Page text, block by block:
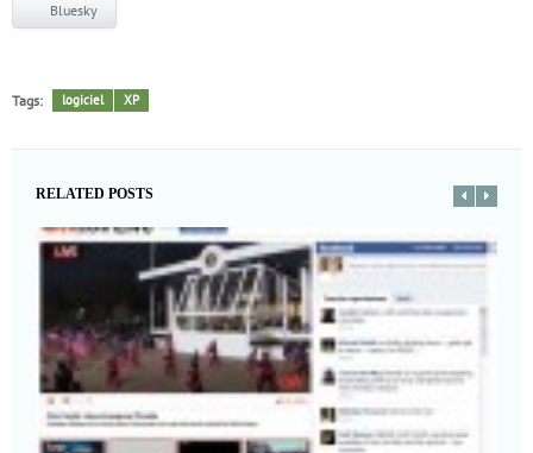
Bluesky
Tags: logiciel XP
RELATED POSTS